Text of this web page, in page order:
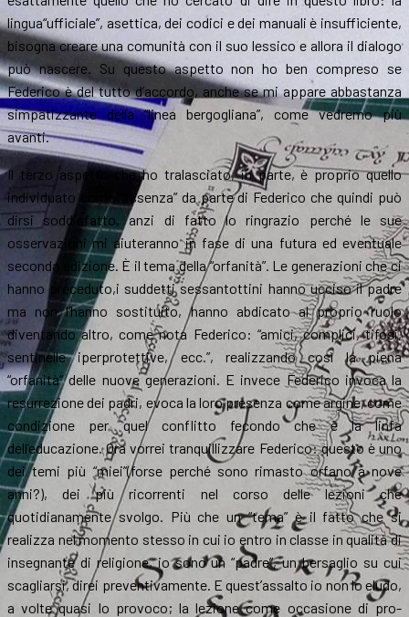
lingua“ufficiale”, asettica, dei codici e dei manuali è insufficiente,
bisogna creare una comunità con il suo lessico e allora il dialogo
può nascere. Su questo aspetto non ho ben compreso se
Federico è del tutto d’accordo, anche se mi appare abbastanza
simpatizzante della “linea bergogliana”, come vedremo più
avanti.
Il terzo aspetto che ho tralasciato, in parte, è proprio quello
individuato come “assenza” da parte di Federico che quindi può
dirsi soddisfatto, anzi di fatto lo ringrazio perché le sue
osservazioni mi aiuteranno in fase di una futura ed eventuale
seconda edizione. È il tema della “orfanità”. Le generazioni che ci
hanno preceduto,i suddetti sessantottini hanno ucciso il padre
ma non l’hanno sostituito, hanno abdicato al proprio ruolo
diventando altro, come nota Federico: “amici, complici, tifosi,
sentinelle iperprotettive, ecc.”, realizzando così la piena
“orfanità” delle nuove generazioni. E invece Federico invoca la
resurrezione dei padri, evoca la loro presenza come argine, come
condizione per quel conflitto fecondo che è la linfa
dell’educazione. Ora vorrei tranquillizzare Federico: questo è uno
dei temi più “miei”(forse perché sono rimasto orfano a nove
anni?), dei più ricorrenti nel corso delle lezioni che
quotidianamente svolgo. Più che un “tema” è il fatto che si
realizza nel momento stesso in cui io entro in classe in qualità di
insegnante di religione, io sono un “padre”, un bersaglio su cui
scagliarsi, direi preventivamente. E quest’assalto io non lo eludo,
a volte quasi lo provoco; la lezione come occasione di pro-